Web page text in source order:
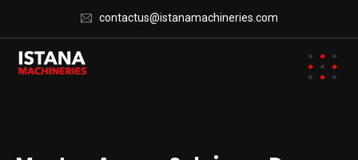
contactus@istanamachineries.com